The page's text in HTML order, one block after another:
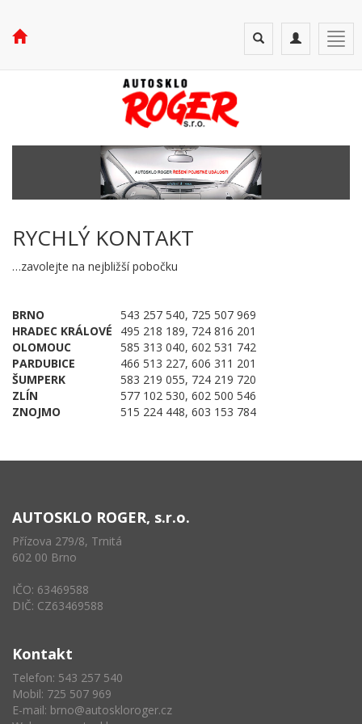
Toggle
navigation
Toggle
search
RYCHLÝ KONTAKT
…zavolejte na nejbližší pobočku
BRNO
543 257 540, 725 507 969
HRADEC KRÁLOVÉ
495 218 189, 724 816 201
OLOMOUC
585 313 040, 602 531 742
PARDUBICE
466 513 227, 606 311 201
ŠUMPERK
583 219 055, 724 219 720
ZLÍN
577 102 530, 602 500 546
ZNOJMO
515 224 448, 603 153 784
AUTOSKLO ROGER, s.r.o.
Přízova 279/8, Trnitá
602 00 Brno
IČO: 63469588
DIČ: CZ63469588
Kontakt
Telefon: 543 257 540
Mobil: 725 507 969
E-mail: brno@autoskloroger.cz